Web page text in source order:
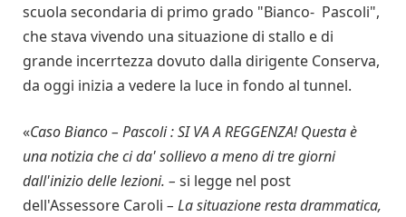
scuola secondaria di primo grado "Bianco- Pascoli",
che stava vivendo una situazione di stallo e di
grande incerrtezza dovuto dalla dirigente Conserva,
da oggi inizia a vedere la luce in fondo al tunnel.
«Caso Bianco – Pascoli : SI VA A REGGENZA! Questa è
una notizia che ci da' sollievo a meno di tre giorni
dall'inizio delle lezioni. – si legge nel post
dell'Assessore Caroli – La situazione resta drammatica,